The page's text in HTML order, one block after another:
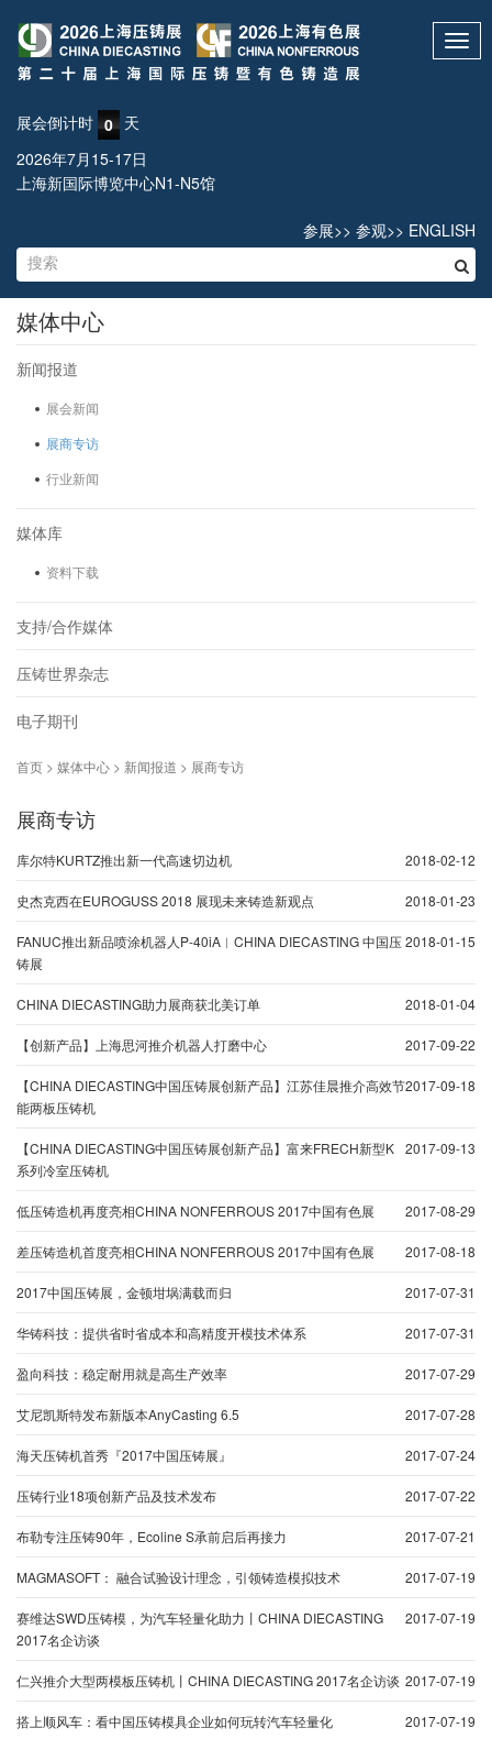
展会倒计时 0 天
2026年7月15-17日
上海新国际博览中心N1-N5馆
参展>> 参观>> ENGLISH
媒体中心
新闻报道
展会新闻
展商专访
行业新闻
媒体库
资料下载
支持/合作媒体
压铸世界杂志
电子期刊
首页 > 媒体中心 > 新闻报道 > 展商专访
展商专访
2018-02-12
库尔特KURTZ推出新一代高速切边机
2018-01-23
史杰克西在EUROGUSS 2018 展现未来铸造新观点
2018-01-15
FANUC推出新品喷涂机器人P-40iA︱CHINA DIECASTING 中国压
铸展
2018-01-04
CHINA DIECASTING助力展商获北美订单
2017-09-22
【创新产品】上海思河推介机器人打磨中心
2017-09-18
【CHINA DIECASTING中国压铸展创新产品】江苏佳晨推介高效节
能两板压铸机
2017-09-13
【CHINA DIECASTING中国压铸展创新产品】富来FRECH新型K
系列冷室压铸机
2017-08-29
低压铸造机再度亮相CHINA NONFERROUS 2017中国有色展
2017-08-18
差压铸造机首度亮相CHINA NONFERROUS 2017中国有色展
2017-07-31
2017中国压铸展，金顿坩埚满载而归
2017-07-31
华铸科技：提供省时省成本和高精度开模技术体系
2017-07-29
盈向科技：稳定耐用就是高生产效率
2017-07-28
艾尼凯斯特发布新版本AnyCasting 6.5
2017-07-24
海天压铸机首秀『2017中国压铸展』
2017-07-22
压铸行业18项创新产品及技术发布
2017-07-21
布勒专注压铸90年，Ecoline S承前启后再接力
2017-07-19
MAGMASOFT： 融合试验设计理念，引领铸造模拟技术
2017-07-19
赛维达SWD压铸模，为汽车轻量化助力丨CHINA DIECASTING
2017名企访谈
2017-07-19
仁兴推介大型两模板压铸机丨CHINA DIECASTING 2017名企访谈
2017-07-19
搭上顺风车：看中国压铸模具企业如何玩转汽车轻量化